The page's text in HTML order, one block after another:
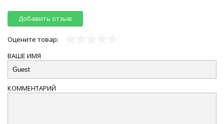
Добавить отзыв
Оцените товар:
ВАШЕ ИМЯ
КОММЕНТАРИЙ